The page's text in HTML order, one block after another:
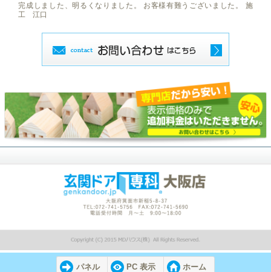
完成しました、明るくなりました。 お客様有難うございました。 施
工 江口
パネル PC 表示 ホーム